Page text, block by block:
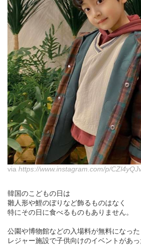
via https://www.instagram.com/p/
韓国のこどもの日は
雛人形や鯉のぼりなど飾るものはなく
特にその日に食べるものもありません。
公園や博物館などの入場料が無料になった
レジャー施設で子供向けのイベントがあっ